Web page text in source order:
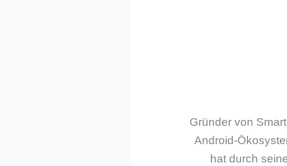
Gründer von
Android-
hat durch